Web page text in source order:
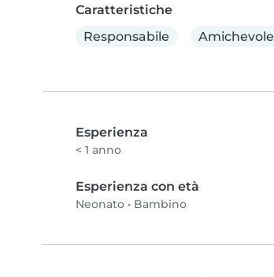
Caratteristiche
Responsabile
Amichevole
Esperienza
< 1 anno
Esperienza con età
Neonato • Bambino